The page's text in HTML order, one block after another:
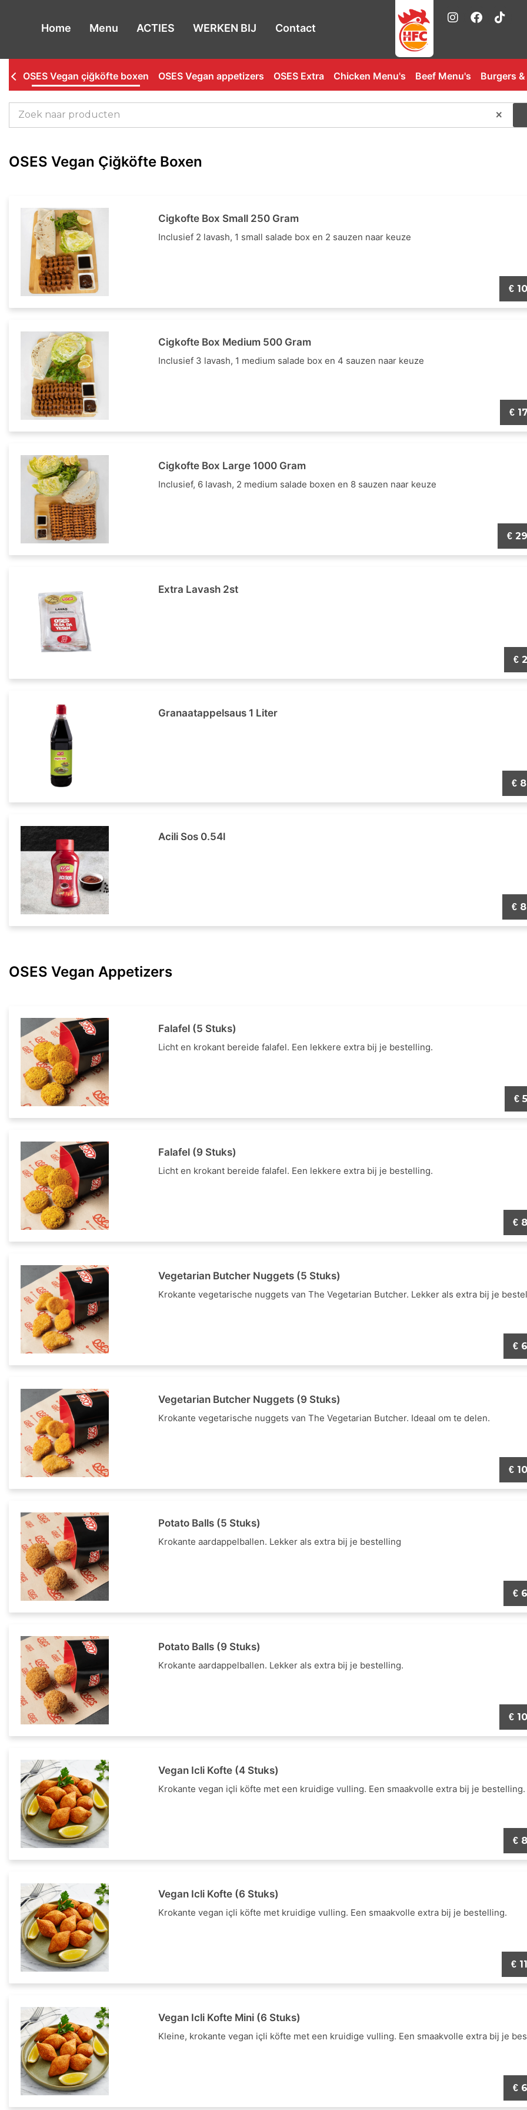
Home Menu ACTIES WERKEN BIJ Contact
OSES Vegan çiğköfte boxen OSES Vegan appetizers OSES Extra Chicken Menu's Beef Menu's Burgers
×
OSES Vegan Çiğköfte Boxen
Cigkofte Box Small 250 Gram
Inclusief 2 lavash, 1 small salade box en 2 sauzen naar keuze
€
Cigkofte Box Medium 500 Gram
Inclusief 3 lavash, 1 medium salade box en 4 sauzen naar keuze
€
Cigkofte Box Large 1000 Gram
Inclusief, 6 lavash, 2 medium salade boxen en 8 sauzen naar keuze
€
Extra Lavash 2st
€
Granaatappelsaus 1 Liter
€
Acili Sos 0.54l
€
OSES Vegan Appetizers
Falafel (5 Stuks)
Licht en krokant bereide falafel. Een lekkere extra bij je bestelling.
€
Falafel (9 Stuks)
Licht en krokant bereide falafel. Een lekkere extra bij je bestelling.
€
Vegetarian Butcher Nuggets (5 Stuks)
Krokante vegetarische nuggets van The Vegetarian Butcher. Lekker als extra bij je
€
Vegetarian Butcher Nuggets (9 Stuks)
Krokante vegetarische nuggets van The Vegetarian Butcher. Ideaal om te delen.
€
Potato Balls (5 Stuks)
Krokante aardappelballen. Lekker als extra bij je bestelling
€
Potato Balls (9 Stuks)
Krokante aardappelballen. Lekker als extra bij je bestelling.
€
Vegan Icli Kofte (4 Stuks)
Krokante vegan içli köfte met een kruidige vulling. Een smaakvolle extra bij je bestelling.
€
Vegan Icli Kofte (6 Stuks)
Krokante vegan içli köfte met kruidige vulling. Een smaakvolle extra bij je bestelling.
€
Vegan Icli Kofte Mini (6 Stuks)
Kleine, krokante vegan içli köfte met een kruidige vulling. Een smaakvolle extra bij je
€